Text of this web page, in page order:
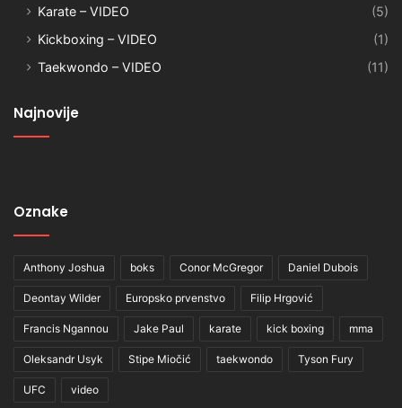
Karate – VIDEO
(5)
Kickboxing – VIDEO
(1)
Taekwondo – VIDEO
(11)
Najnovije
Oznake
Anthony Joshua boks Conor McGregor Daniel Dubois
Deontay Wilder Europsko prvenstvo Filip Hrgović
Francis Ngannou Jake Paul karate kick boxing mma
Oleksandr Usyk Stipe Miočić taekwondo Tyson Fury
UFC video